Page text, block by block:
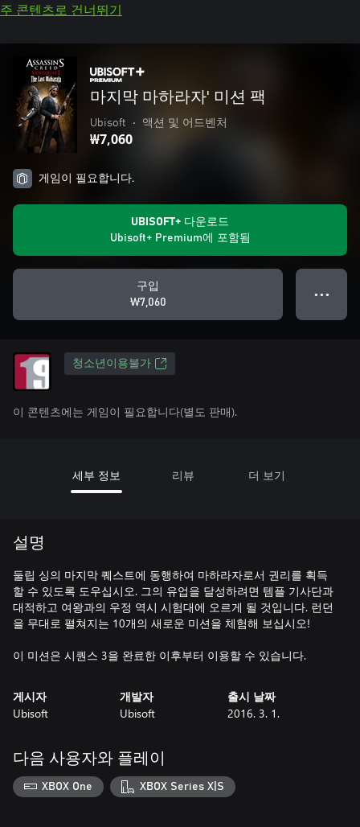
주 콘텐츠로 건너뛰기
마지막 마하라자' 미션 팩
Ubisoft • 액션 및 어드벤처
₩7,060
게임이 필요합니다.
UBISOFT+ 다운로드
Ubisoft+ Premium에 포함됨
구입
₩7,060
● ● ●
청소년이용불가
이 콘텐츠에는 게임이 필요합니다(별도 판매).
세부 정보 리뷰 더 보기
설명
둘립 싱의 마지막 퀘스트에 동행하여 마하라자로서 권리를 획득
할 수 있도록 도우십시오. 그의 유업을 달성하려면 템플 기사단과
대적하고 여왕과의 우정 역시 시험대에 오르게 될 것입니다. 런던
을 무대로 펼쳐지는 10개의 새로운 미션을 체험해 보십시오!
이 미션은 시퀀스 3을 완료한 이후부터 이용할 수 있습니다.
게시자
Ubisoft
개발자
Ubisoft
출시 날짜
2016. 3. 1.
다음 사용자와 플레이
XBOX One XBOX Series X|S